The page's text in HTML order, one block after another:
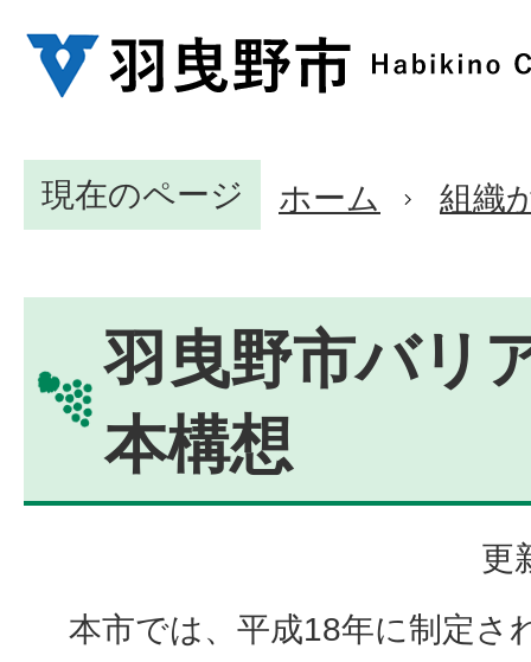
現在のページ ホーム 組織
羽曳野市バリ
本構想
更
本市では、平成18年に制定さ